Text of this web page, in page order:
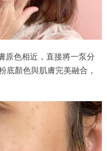
原色相近，直接將一泵分
底顏色與肌膚完美融合，